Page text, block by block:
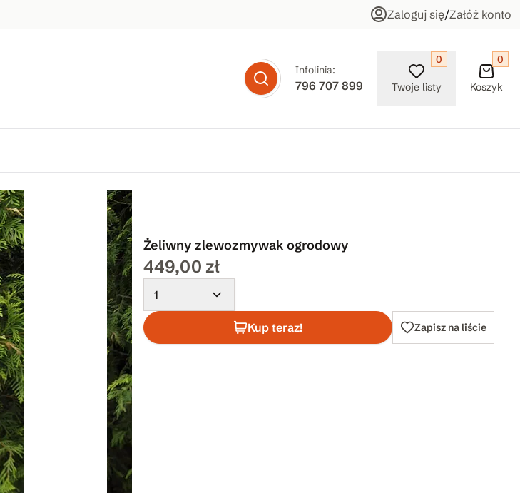
Zaloguj się/Załóż konto
Infolinia:
796 707 899 Twoje listy
0
Koszyk
0
Żeliwny zlewozmywak ogrodowy
449,00 zł
1
Kup teraz! Zapisz na liście